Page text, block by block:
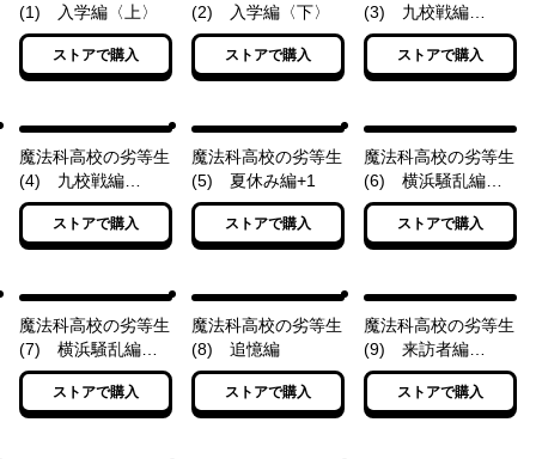
(1) 入学編〈上〉
ストアで購入
(2) 入学編〈下〉
ストアで購入
(3) 九校戦編
〈上〉
ストアで購入
魔法科高校の劣等生
(4) 九校戦編
〈下〉
ストアで購入
魔法科高校の劣等生
(5) 夏休み編+1
ストアで購入
魔法科高校の劣等生
(6) 横浜騒乱編
〈上〉
ストアで購入
魔法科高校の劣等生
(7) 横浜騒乱編
〈下〉
ストアで購入
魔法科高校の劣等生
(8) 追憶編
ストアで購入
魔法科高校の劣等生
(9) 来訪者編
〈上〉
ストアで購入